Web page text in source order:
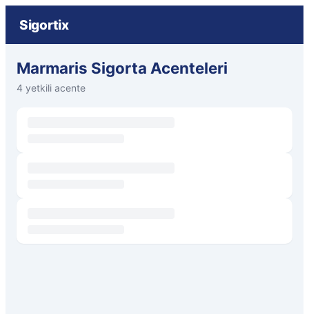
Sigortix
Marmaris Sigorta Acenteleri
4 yetkili acente